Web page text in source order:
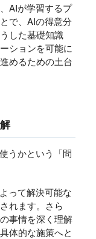
AIが学習するプ
で、AIの得意分
した基礎知識
ションを可能に
めるための土台
うかという「問
って解決可能な
れます。さら
事情を深く理解
体的な施策へと